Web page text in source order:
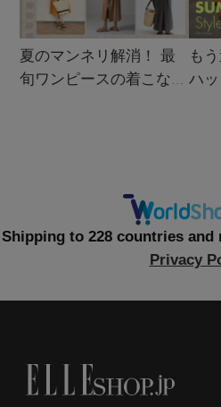
夏のマンネリ解消！ 最
旬ワンピースの着こなし
も
ハ
Shipping to 228 countries
Privacy